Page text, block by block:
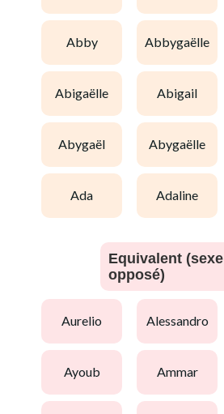
abby abbygaëlle
abigaëlle abigail
abygaël abygaëlle
ada adaline
Equivalent (sexe
opposé)
aurelio alessandro
ayoub ammar